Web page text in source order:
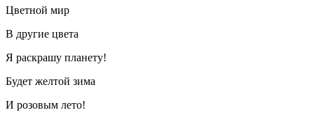
Цветной мир
В другие цвета
Я раскрашу планету!
Будет желтой зима
И розовым лето!